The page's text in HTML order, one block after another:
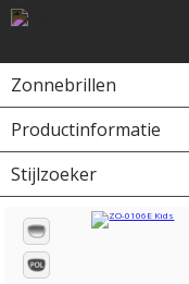
Zonnebrillen
Productinformatie
Stijlzoeker
Home Zonnebrillen